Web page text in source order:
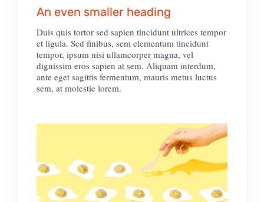
An even smaller heading
Duis quis tortor sed sapien tincidunt ultrices tempor
et ligula. Sed finibus, sem elementum tincidunt
tempor, ipsum nisi ullamcorper magna, vel
dignissim eros sapien at sem. Aliquam interdum,
ante eget sagittis fermentum, mauris metus luctus
sem, at molestie lorem.